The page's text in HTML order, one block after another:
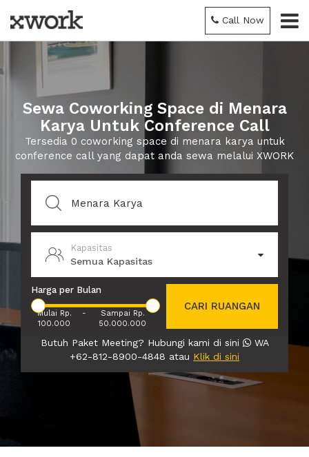
Call Now
Sewa Coworking Space di Menara
Karya Untuk Conference Call
Tersedia 0 coworking space di menara karya untuk
conference call yang dapat anda sewa melalui XWORK
Kapasitas
Semua Kapasitas
Harga per Bulan
Mulai Rp.
100.000
-
Sampai Rp.
50.000.000
CARI RUANGAN
Butuh Paket Meeting? Hubungi kami di sini
WA
+62-812-8900-4848 atau Klik di sini